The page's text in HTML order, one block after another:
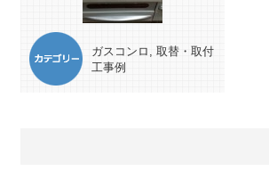
ガスコンロ , 取替・取付
工事例